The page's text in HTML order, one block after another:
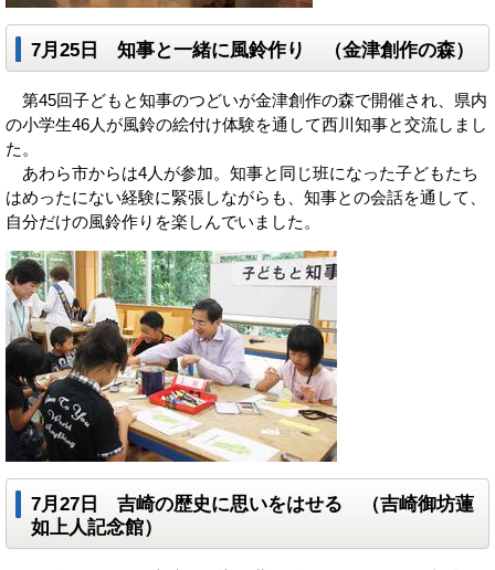
7月25日 知事と一緒に風鈴作り （金津創作の森）
第45回子どもと知事のつどいが金津創作の森で開催され、県内
の小学生46人が風鈴の絵付け体験を通して西川知事と交流しまし
た。
あわら市からは4人が参加。知事と同じ班になった子どもたち
はめったにない経験に緊張しながらも、知事との会話を通して、
自分だけの風鈴作りを楽しんでいました。
7月27日 吉崎の歴史に思いをはせる （吉崎御坊蓮
如上人記念館）